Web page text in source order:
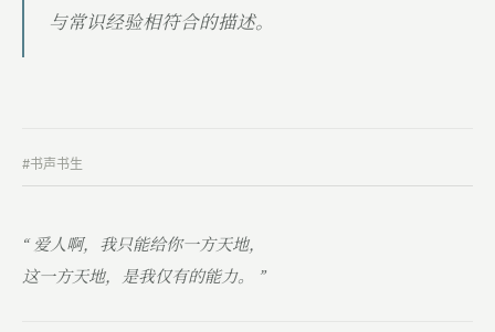
与常识经验相符合的描述。
#书声书生
“ 爱人啊，我只能给你一方天地，
这一方天地，是我仅有的能力。 ”